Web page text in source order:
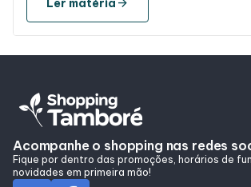
Ler matéria
Acompanhe o shopping nas redes
Fique por dentro das promoções, horários de
novidades em primeira mão!